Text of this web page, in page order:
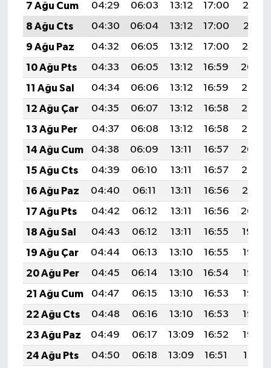
7 Ağu Cum
04:29 06:03 13:12 17:00
20:12
8 Ağu Cts
04:30 06:04 13:12 17:00
20:11
9 Ağu Paz
04:32 06:05 13:12 17:00
20:10
10 Ağu Pts
04:33 06:05 13:12 16:59
20:09
11 Ağu Sal
04:34 06:06 13:12 16:59
20:08
12 Ağu Çar
04:35 06:07 13:12 16:58
20:06
13 Ağu Per
04:37 06:08 13:12 16:58
20:05
14 Ağu Cum
04:38 06:09 13:11 16:57
20:04
15 Ağu Cts
04:39 06:10 13:11 16:57
20:03
16 Ağu Paz
04:40 06:11 13:11 16:56
20:01
17 Ağu Pts
04:42 06:12 13:11 16:56
20:00
18 Ağu Sal
04:43 06:12 13:11 16:55
19:59
19 Ağu Çar
04:44 06:13 13:10 16:55
19:58
20 Ağu Per
04:45 06:14 13:10 16:54
19:56
21 Ağu Cum
04:47 06:15 13:10 16:53
19:55
22 Ağu Cts
04:48 06:16 13:10 16:53
19:53
23 Ağu Paz
04:49 06:17 13:09 16:52
19:52
24 Ağu Pts
04:50 06:18 13:09 16:51
19:51